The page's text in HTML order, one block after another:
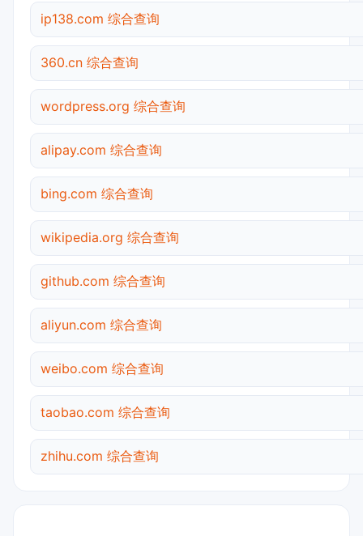
ip138.com 综合查询
360.cn 综合查询
wordpress.org 综合查询
alipay.com 综合查询
bing.com 综合查询
wikipedia.org 综合查询
github.com 综合查询
aliyun.com 综合查询
weibo.com 综合查询
taobao.com 综合查询
zhihu.com 综合查询